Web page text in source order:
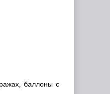
баллоны с